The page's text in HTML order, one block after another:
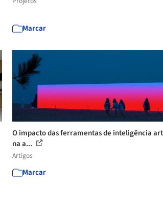
Marcar
O impacto das ferramentas de inteligência
na a...
Artigos
Marcar